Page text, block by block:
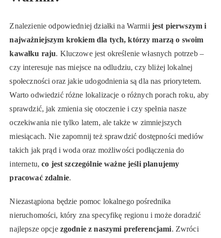
Znalezienie odpowiedniej działki na Warmii jest pierwszym i
najważniejszym krokiem dla tych, którzy marzą o swoim
kawałku raju. Kluczowe jest określenie własnych potrzeb –
czy interesuje nas miejsce na odludziu, czy bliżej lokalnej
społeczności oraz jakie udogodnienia są dla nas priorytetem.
Warto odwiedzić różne lokalizacje o różnych porach roku, aby
sprawdzić, jak zmienia się otoczenie i czy spełnia nasze
oczekiwania nie tylko latem, ale także w zimniejszych
miesiącach. Nie zapomnij też sprawdzić dostępności mediów
takich jak prąd i woda oraz możliwości podłączenia do
internetu,co jest szczególnie ważne jeśli planujemy
pracować zdalnie.
Niezastąpiona będzie pomoc lokalnego pośrednika
nieruchomości, który zna specyfikę regionu i może doradzić
najlepsze opcje zgodnie z naszymi preferencjami. Zwróci